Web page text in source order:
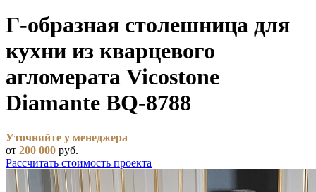
Г-образная столешница для
кухни из кварцевого
агломерата Vicostone
Diamante BQ-8788
Уточняйте у менеджера
от 200 000 руб.
Рассчитать стоимость проекта